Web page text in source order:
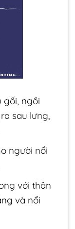
gối, ngồi
sau lưng,
người nổi
với thân
và nổi